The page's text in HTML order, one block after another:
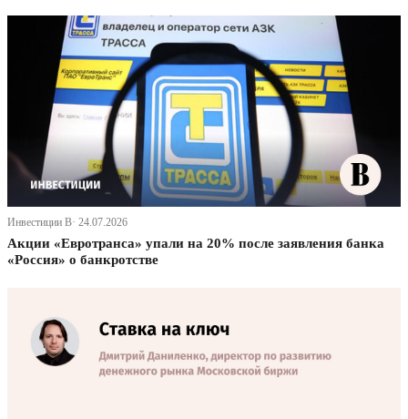
Инвестиции В· 24.07.2026
Акции «Евротранса» упали на 20% после заявления банка
«Россия» о банкротстве